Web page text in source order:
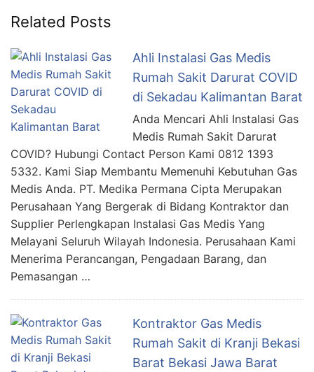
Related Posts
Ahli Instalasi Gas Medis
Rumah Sakit Darurat COVID
di Sekadau Kalimantan Barat
Anda Mencari Ahli Instalasi Gas
Medis Rumah Sakit Darurat
COVID? Hubungi Contact Person Kami 0812 1393
5332. Kami Siap Membantu Memenuhi Kebutuhan Gas
Medis Anda. PT. Medika Permana Cipta Merupakan
Perusahaan Yang Bergerak di Bidang Kontraktor dan
Supplier Perlengkapan Instalasi Gas Medis Yang
Melayani Seluruh Wilayah Indonesia. Perusahaan Kami
Menerima Perancangan, Pengadaan Barang, dan
Pemasangan …
Kontraktor Gas Medis
Rumah Sakit di Kranji Bekasi
Barat Bekasi Jawa Barat